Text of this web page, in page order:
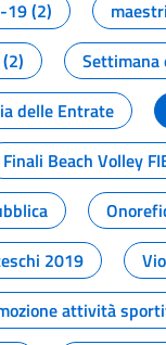
19 (2)
Settimana
delle Entrate
Finali Beach Volley
2019
attività